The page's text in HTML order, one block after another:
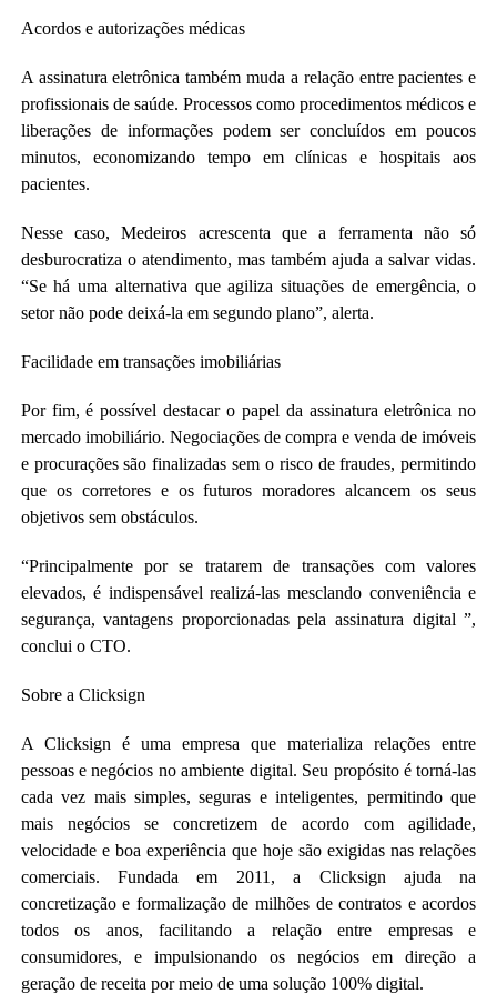
Acordos e autorizações médicas
A assinatura eletrônica também muda a relação entre pacientes e
profissionais de saúde. Processos como procedimentos médicos e
liberações de informações podem ser concluídos em poucos
minutos, economizando tempo em clínicas e hospitais aos
pacientes.
Nesse caso, Medeiros acrescenta que a ferramenta não só
desburocratiza o atendimento, mas também ajuda a salvar vidas.
“Se há uma alternativa que agiliza situações de emergência, o
setor não pode deixá-la em segundo plano”, alerta.
Facilidade em transações imobiliárias
Por fim, é possível destacar o papel da assinatura eletrônica no
mercado imobiliário. Negociações de compra e venda de imóveis
e procurações são finalizadas sem o risco de fraudes, permitindo
que os corretores e os futuros moradores alcancem os seus
objetivos sem obstáculos.
“Principalmente por se tratarem de transações com valores
elevados, é indispensável realizá-las mesclando conveniência e
segurança, vantagens proporcionadas pela assinatura digital ”,
conclui o CTO.
Sobre a Clicksign
A Clicksign é uma empresa que materializa relações entre
pessoas e negócios no ambiente digital. Seu propósito é torná-las
cada vez mais simples, seguras e inteligentes, permitindo que
mais negócios se concretizem de acordo com agilidade,
velocidade e boa experiência que hoje são exigidas nas relações
comerciais. Fundada em 2011, a Clicksign ajuda na
concretização e formalização de milhões de contratos e acordos
todos os anos, facilitando a relação entre empresas e
consumidores, e impulsionando os negócios em direção a
geração de receita por meio de uma solução 100% digital.